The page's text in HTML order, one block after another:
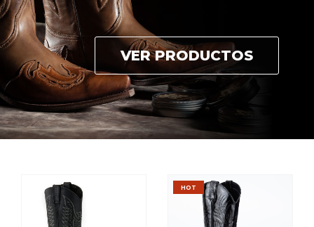
VER PRODUCTOS
HOT